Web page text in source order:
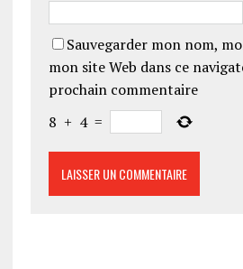
Sauvegarder mon nom,
mon site Web dans ce
prochain commentaire
8 + 4 =